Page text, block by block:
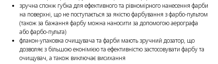
зручна спонж губка для ефективного та рівномірного нанесення фарби
на поверхні, що не поступається за якістю фарбування з фарбо-пультом
(також за бажання фарбу можна наносити за допомогою аерографа
або фарбо-пульта)
флакон-упаковка очищувача та фарби мають зручний дозатор, що
дозволяє з більшою еконімією та ефективністю застосовувати фарбу та
очищувач, а також виключає висихання